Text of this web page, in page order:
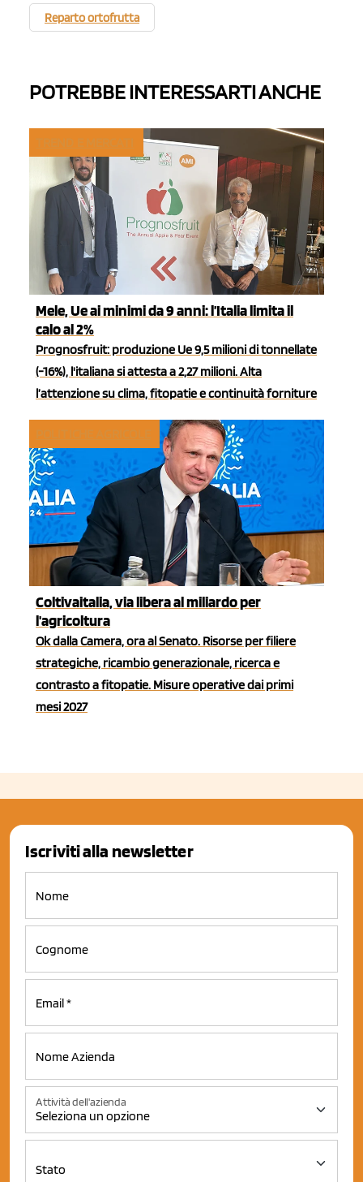
Reparto ortofrutta
POTREBBE INTERESSARTI ANCHE
Mele, Ue ai minimi da 9 anni: l’Italia limita il
calo al 2%
Prognosfruit: produzione Ue 9,5 milioni di tonnellate
(-16%), l'italiana si attesta a 2,27 milioni. Alta
l’attenzione su clima, fitopatie e continuità forniture
Coltivaitalia, via libera al miliardo per
l'agricoltura
Ok dalla Camera, ora al Senato. Risorse per filiere
strategiche, ricambio generazionale, ricerca e
contrasto a fitopatie. Misure operative dai primi
mesi 2027
Iscriviti alla newsletter
Attività dell'azienda